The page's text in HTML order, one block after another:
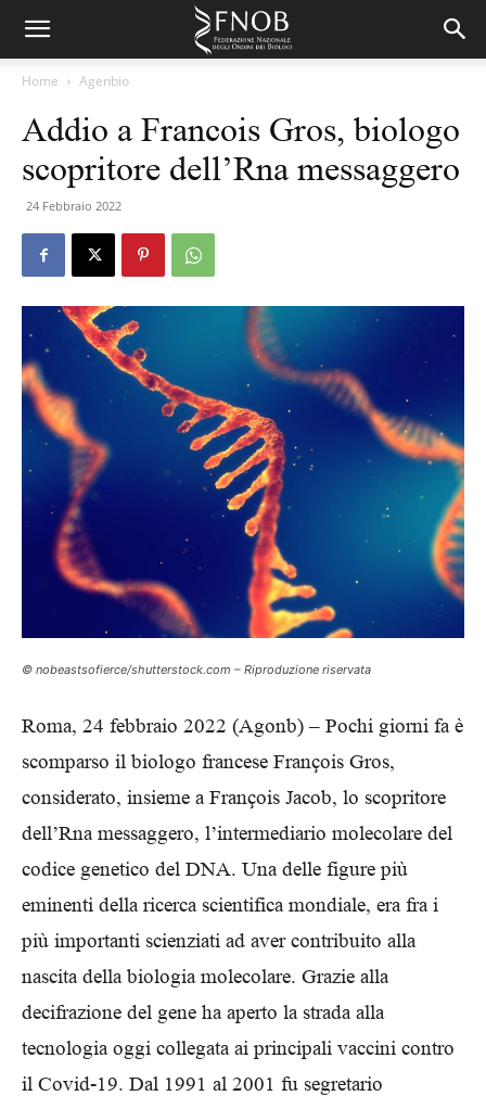
Home Agenbio
Addio a Francois Gros, biologo
scopritore dell’Rna messaggero
24 Febbraio 2022
© nobeastsofierce/shutterstock.com – Riproduzione riservata
Roma, 24 febbraio 2022 (Agonb) – Pochi giorni fa è
scomparso il biologo francese François Gros,
considerato, insieme a François Jacob, lo scopritore
dell’Rna messaggero, l’intermediario molecolare del
codice genetico del DNA. Una delle figure più
eminenti della ricerca scientifica mondiale, era fra i
più importanti scienziati ad aver contribuito alla
nascita della biologia molecolare. Grazie alla
decifrazione del gene ha aperto la strada alla
tecnologia oggi collegata ai principali vaccini contro
il Covid-19. Dal 1991 al 2001 fu segretario